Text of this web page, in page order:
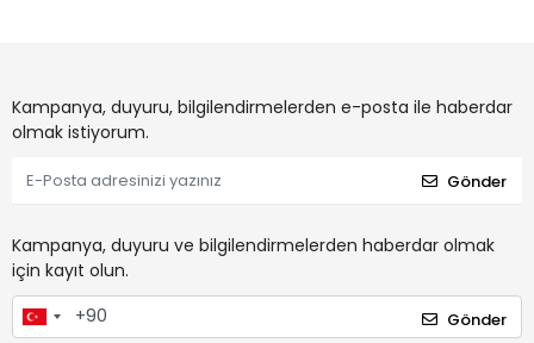
Kampanya, duyuru, bilgilendirmelerden e-posta ile haberdar
olmak istiyorum.
Gönder
Kampanya, duyuru ve bilgilendirmelerden haberdar olmak
için kayıt olun.
Gönder